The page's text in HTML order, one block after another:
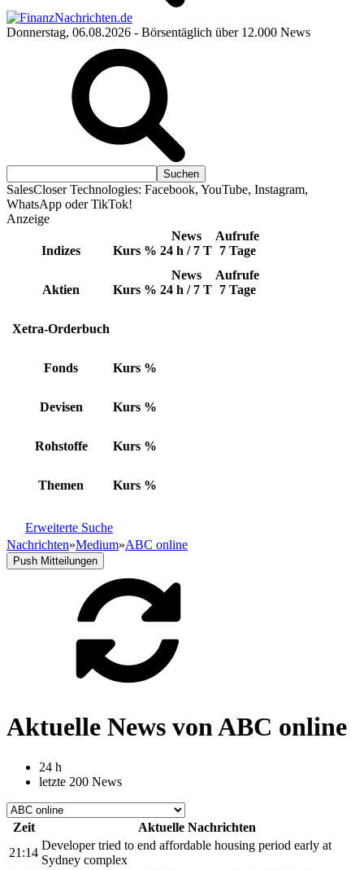
Donnerstag, 06.08.2026 - Börsentäglich über 12.000 News
SalesCloser Technologies: Facebook, YouTube, Instagram,
WhatsApp oder TikTok!
Anzeige
Indizes Kurs %
News
24 h / 7 T
Aufrufe
7 Tage
Aktien Kurs %
News
24 h / 7 T
Aufrufe
7 Tage
Xetra-Orderbuch
Fonds Kurs %
Devisen Kurs %
Rohstoffe Kurs %
Themen Kurs %
Erweiterte Suche
Nachrichten»Medium»ABC online
Push Mitteilungen
Aktuelle News von ABC online
24 h
letzte 200 News
Zeit
Aktuelle Nachrichten
21:14
Developer tried to end affordable housing period early at
Sydney complex